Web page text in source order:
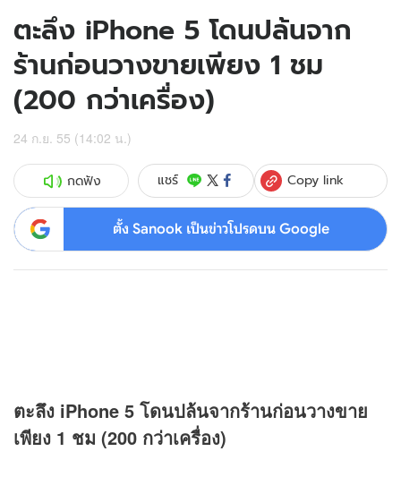
ตะลึง iPhone 5 โดนปล้นจาก
ร้านก่อนวางขายเพียง 1 ชม
(200 กว่าเครื่อง)
24 ก.ย. 55 (14:02 น.)
กดฟัง แชร์ Copy link
ตั้ง Sanook เป็นข่าวโปรดบน Google
ตะลึง iPhone 5 โดนปล้นจากร้านก่อนวางขาย
เพียง 1 ชม (200 กว่าเครื่อง)